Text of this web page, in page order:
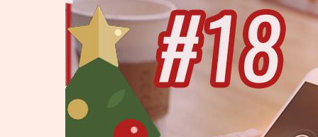
360
accessible
grâce
la Ricoh Theta SC